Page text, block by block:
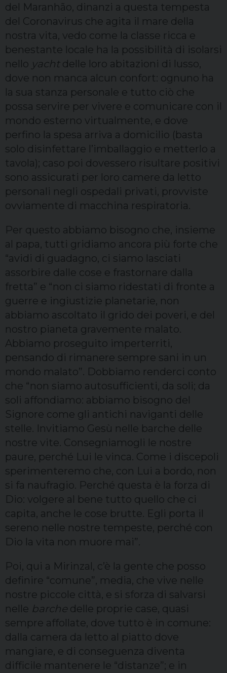
del Maranhão, dinanzi a questa tempesta
del Coronavirus che agita il mare della
nostra vita, vedo come la classe ricca e
benestante locale ha la possibilità di isolarsi
nello yacht delle loro abitazioni di lusso,
dove non manca alcun confort: ognuno ha
la sua stanza personale e tutto ciò che
possa servire per vivere e comunicare con il
mondo esterno virtualmente, e dove
perfino la spesa arriva a domicilio (basta
solo disinfettare l’imballaggio e metterlo a
tavola); caso poi dovessero risultare positivi
sono assicurati per loro camere da letto
personali negli ospedali privati, provviste
ovviamente di macchina respiratoria.
Per questo abbiamo bisogno che, insieme
al papa, tutti gridiamo ancora più forte che
“avidi di guadagno, ci siamo lasciati
assorbire dalle cose e frastornare dalla
fretta” e “non ci siamo ridestati di fronte a
guerre e ingiustizie planetarie, non
abbiamo ascoltato il grido dei poveri, e del
nostro pianeta gravemente malato.
Abbiamo proseguito imperterriti,
pensando di rimanere sempre sani in un
mondo malato”. Dobbiamo renderci conto
che “non siamo autosufficienti, da soli; da
soli affondiamo: abbiamo bisogno del
Signore come gli antichi naviganti delle
stelle. Invitiamo Gesù nelle barche delle
nostre vite. Consegniamogli le nostre
paure, perché Lui le vinca. Come i discepoli
sperimenteremo che, con Lui a bordo, non
si fa naufragio. Perché questa è la forza di
Dio: volgere al bene tutto quello che ci
capita, anche le cose brutte. Egli porta il
sereno nelle nostre tempeste, perché con
Dio la vita non muore mai”.
Poi, qui a Mirinzal, c’è la gente che posso
definire “comune”, media, che vive nelle
nostre piccole città, e si sforza di salvarsi
nelle barche delle proprie case, quasi
sempre affollate, dove tutto è in comune:
dalla camera da letto al piatto dove
mangiare, e di conseguenza diventa
difficile mantenere le “distanze”; e in